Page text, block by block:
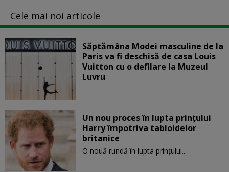
Cele mai noi articole
Săptămâna Modei masculine de la
Paris va fi deschisă de casa Louis
Vuitton cu o defilare la Muzeul
Luvru
Un nou proces în lupta prinţului
Harry împotriva tabloidelor
britanice
O nouă rundă în lupta prinţului...